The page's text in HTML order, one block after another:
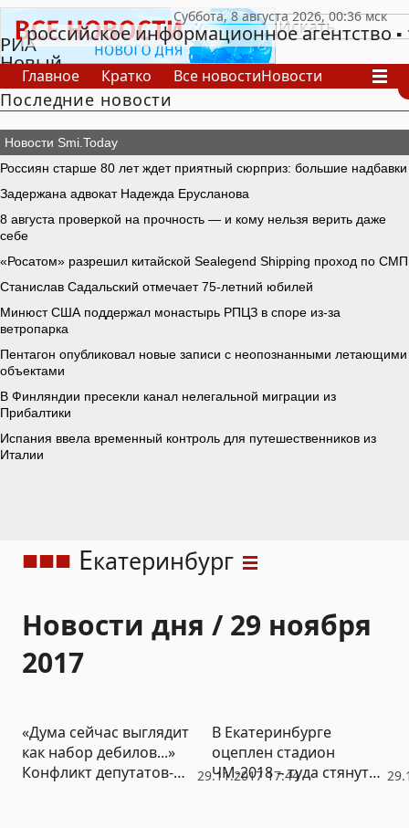
РИА
Новый
День
российское информационное агентство
Главное Кратко Все новостиНовости
В России
В мире
СпецпроектыПроекты Архив
Последние новости
Екатеринбург
Новости дня / 29 ноября
2017
29.11.2017 17:44
«Дума сейчас выглядит
как набор дебилов...»
Конфликт депутатов-
В Екатеринбурге
оцеплен стадион
ЧМ-2018 – туда стянуты